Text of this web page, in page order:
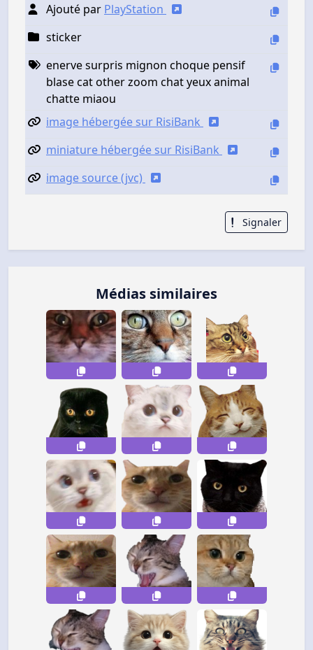
Ajouté par PlayStation
sticker
enerve surpris mignon choque pensif
blase cat other zoom chat yeux animal
chatte miaou
image hébergée sur RisiBank
miniature hébergée sur RisiBank
image source (jvc)
Signaler
Médias similaires